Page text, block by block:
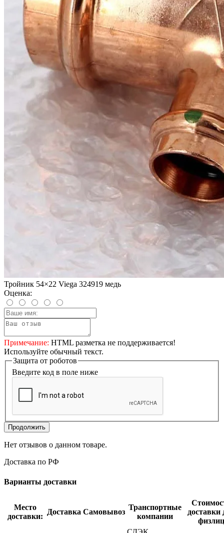
Тройник 54×22 Viega 324919 медь
Оценка:
Примечание: HTML разметка не поддерживается!
Используйте обычный текст.
Защита от роботов
Введите код в поле ниже
Продолжить
Нет отзывов о данном товаре.
Доставка по РФ
Варианты доставки
Место
доставки:
Доставка Самовывоз
Транспортные
компании
доставки
физлиц